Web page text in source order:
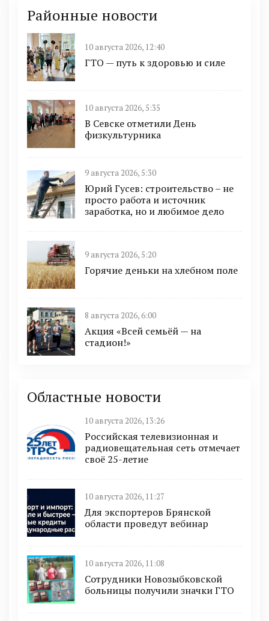
Районные новости
10 августа 2026, 12:40
ГТО — путь к здоровью и силе
10 августа 2026, 5:35
В Севске отметили День
физкультурника
9 августа 2026, 5:30
Юрий Гусев: строительство – не
просто работа и источник
заработка, но и любимое дело
9 августа 2026, 5:20
Горячие деньки на хлебном поле
8 августа 2026, 6:00
Акция «Всей семьёй — на
стадион!»
Областные новости
10 августа 2026, 13:26
Российская телевизионная и
радиовещательная сеть отмечает
своё 25-летие
10 августа 2026, 11:27
Для экспортеров Брянской
области проведут вебинар
10 августа 2026, 11:08
Сотрудники Новозыбковской
больницы получили значки ГТО